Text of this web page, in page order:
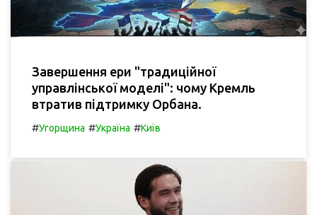
Завершення ери "традиційної
управлінської моделі": чому Кремль
втратив підтримку Орбана.
#Угорщина #Україна #Київ